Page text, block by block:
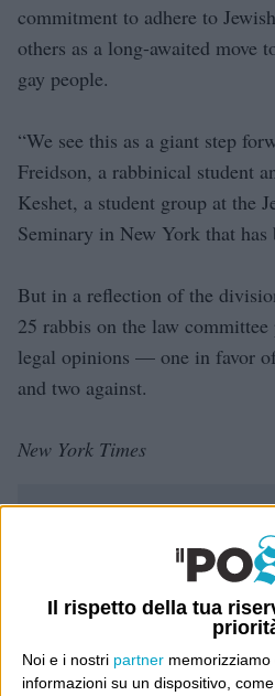
Il rispetto della tua
Noi e i nostri partner
informazioni su un dispositivo,
commitment to adhere to
others as a long-awaited move
gay people.
“We see this as a giant step
Freidson, a rabbinical student
Keshet, a student group at the
Seminary in New York that has
But in a reflection of the
25 rabbis on the law
legal opinions — one in favor
and two against.
New York Times
Dove sei?
Wittgenstein è il blog di
direttore editoriale del
sei qui perché conosci già il
capitato qui per altri giri.